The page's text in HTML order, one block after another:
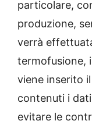
particolare,
produzione,
verrà
termofusione,
viene inserito
contenuti i
evitare le